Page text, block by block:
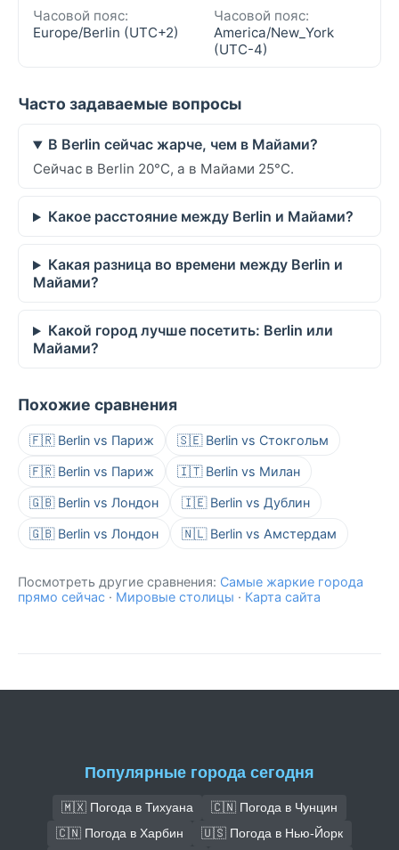
Часовой пояс:
Europe/Berlin (UTC+2)
Часовой пояс:
America/New_York
(UTC-4)
Часто задаваемые вопросы
В Berlin сейчас жарче, чем в Майами?
Сейчас в Berlin 20°C, а в Майами 25°C.
Какое расстояние между Berlin и Майами?
Какая разница во времени между Berlin и
Майами?
Какой город лучше посетить: Berlin или
Майами?
Похожие сравнения
🇫🇷 Berlin vs Париж 🇸🇪 Berlin vs Стокгольм
🇫🇷 Berlin vs Париж 🇮🇹 Berlin vs Милан
🇬🇧 Berlin vs Лондон 🇮🇪 Berlin vs Дублин
🇬🇧 Berlin vs Лондон 🇳🇱 Berlin vs Амстердам
Посмотреть другие сравнения: Самые жаркие города
прямо сейчас · Мировые столицы · Карта сайта
Популярные города сегодня
🇲🇽 Погода в Тихуана
🇨🇳 Погода в Чунцин
🇨🇳 Погода в Харбин
🇺🇸 Погода в Нью-Йорк